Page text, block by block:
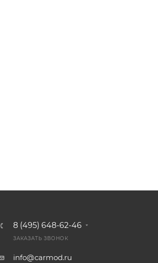
8 (495) 648-62-46
ЗАКАЗАТЬ ЗВОНОК
info@carmod.ru